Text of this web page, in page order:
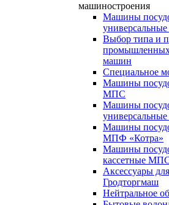
машиностроения
Машины
Выбор типа и
машин
Специальное
Машины
МПС
Машины
Машины
МПФ «Котра»
Машины
кассетные
Аксессуары
Гродторгмаш
Нейтральное